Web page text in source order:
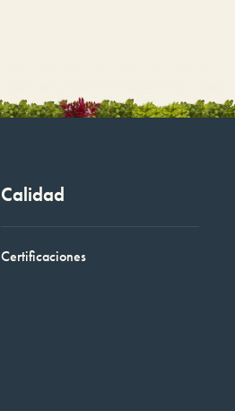
Calidad
Certificaciones